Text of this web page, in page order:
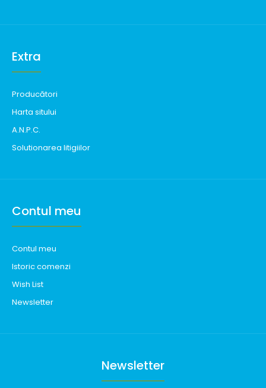
Extra
Producători
Harta sitului
A.N.P.C.
Solutionarea litigiilor
Contul meu
Contul meu
Istoric comenzi
Wish List
Newsletter
Newsletter